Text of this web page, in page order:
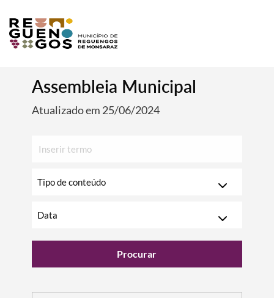
Assembleia Municipal
Atualizado em 25/06/2024
pesquisar
mês
Procurar